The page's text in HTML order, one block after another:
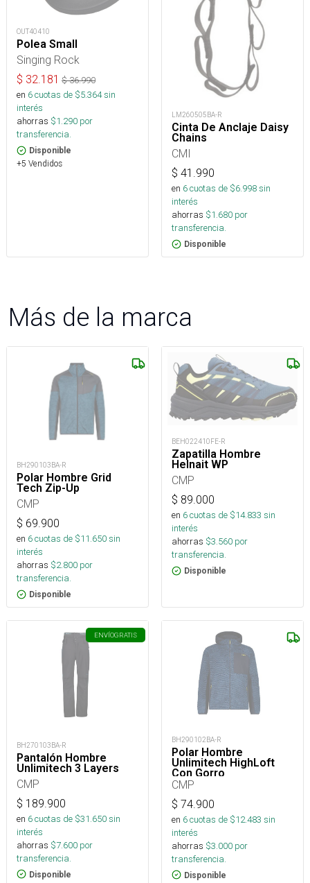
OUT40410
Polea Small
Singing Rock
$ 32.181 $36.990
en 6cuotas de $5.364sin
interés
ahorras $1.290 por
transferencia.
Disponible
+5 Vendidos
LM260505BA-R
Cinta De Anclaje Daisy
Chains
CMI
$ 41.990
en 6cuotas de $6.998sin
interés
ahorras $1.680 por
transferencia.
Disponible
Más de la marca
BH290103BA-R
Polar Hombre Grid
Tech Zip-Up
CMP
$ 69.900
en 6cuotas de $11.650sin
interés
ahorras $2.800 por
transferencia.
Disponible
BEH022410FE-R
Zapatilla Hombre
Helnait WP
CMP
$ 89.000
en 6cuotas de $14.833 sin
interés
ahorras $3.560 por
transferencia.
Disponible
ENVÍOGRATIS
BH270103BA-R
Pantalón Hombre
Unlimitech 3 Layers
CMP
$ 189.900
en 6cuotas de $31.650sin
interés
ahorras $7.600 por
transferencia.
Disponible
BH290102BA-R
Polar Hombre
Unlimitech HighLoft
Con Gorro
CMP
$ 74.900
en 6cuotas de $12.483 sin
interés
ahorras $3.000 por
transferencia.
Disponible